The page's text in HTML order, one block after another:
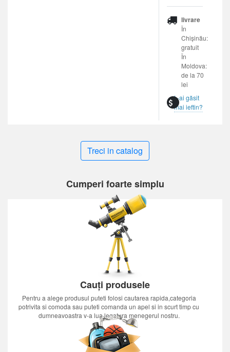
livrare
În
Chișinău:
gratuit
În
Moldova:
de la 70
lei
L-ai găsit
mai ieftin?
Treci in catalog
Cumperi foarte simplu
Cauți produsele
Pentru a alege produsul puteti folosi cautarea rapida,categoria
potrivita si comoda sau puteti comanda un apel si in scurt timp cu
dumneavoastra v-a lua legatura menegerul nostru.